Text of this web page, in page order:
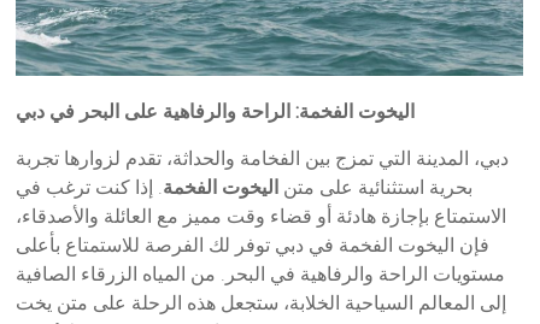
اليخوت الفخمة: الراحة والرفاهية على البحر في دبي
دبي، المدينة التي تمزج بين الفخامة والحداثة، تقدم لزوارها تجربة
بحرية استثنائية على متن اليخوت الفخمة. إذا كنت ترغب في
الاستمتاع بإجازة هادئة أو قضاء وقت مميز مع العائلة والأصدقاء،
فإن اليخوت الفخمة في دبي توفر لك الفرصة للاستمتاع بأعلى
مستويات الراحة والرفاهية في البحر. من المياه الزرقاء الصافية
إلى المعالم السياحية الخلابة، ستجعل هذه الرحلة على متن يخت